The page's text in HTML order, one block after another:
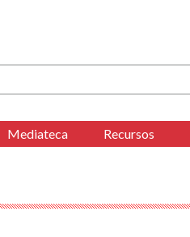
Mediateca Recursos